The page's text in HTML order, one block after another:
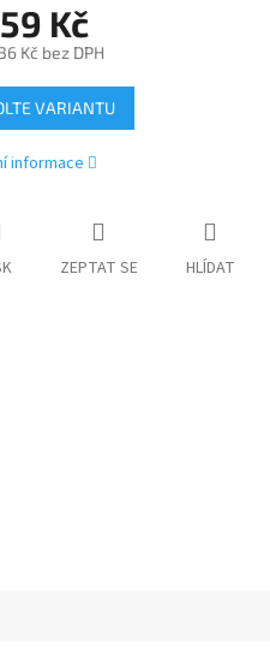
Kč
Kč bez DPH
VARIANTU
informace
ZEPTAT SE HLÍDAT